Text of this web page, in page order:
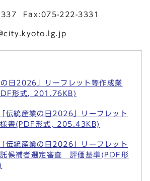
Fax:075-222-3331
の日2026」リーフレット等作成業
形式, 201.76KB)
伝統産業の日2026」リーフレット
書(PDF形式, 205.43KB)
伝統産業の日2026」リーフレット
候補者選定審査 評価基準(PDF形